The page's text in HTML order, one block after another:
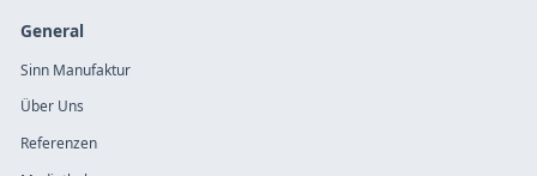
General
Sinn Manufaktur
Über Uns
Referenzen